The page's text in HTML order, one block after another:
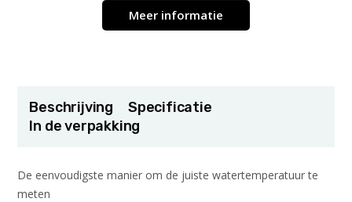
Meer informatie
Beschrijving
Specificatie
In de verpakking
De eenvoudigste manier om de juiste watertemperatuur te
meten